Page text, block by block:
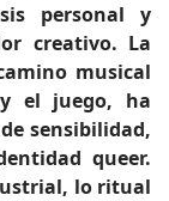
personal y
creativo. La
musical
el juego, ha
sensibilidad,
queer.
lo ritual